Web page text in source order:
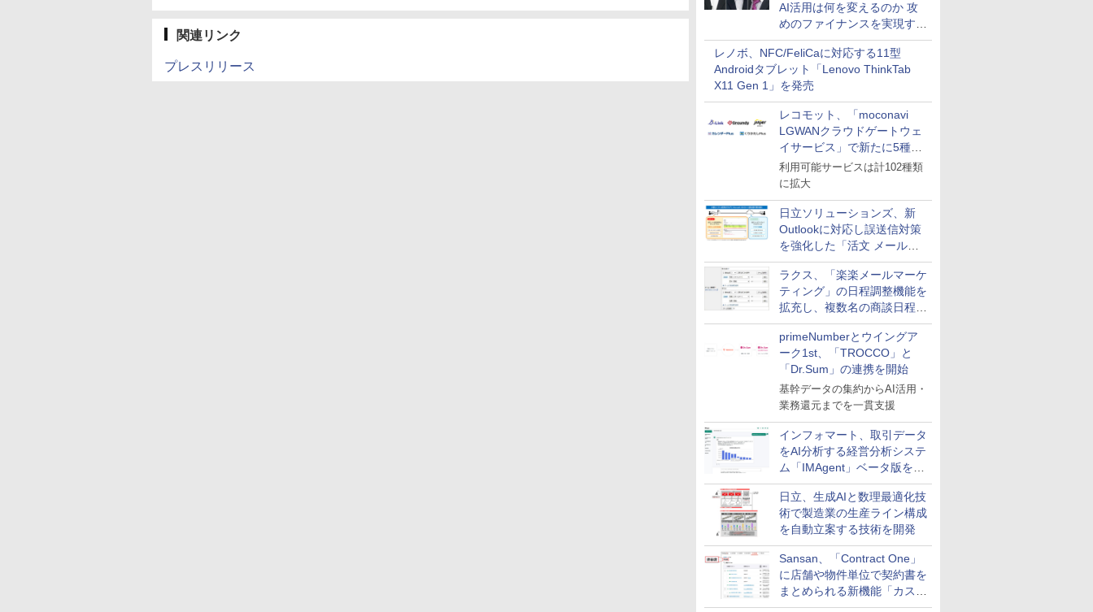
AI活用は何を変えるのか 攻
めのファイナンスを実現する
業務設計とマインドセット変
革
レノボ、NFC/FeliCaに対応する11型
Androidタブレット「Lenovo ThinkTab
X11 Gen 1」を発売
レコモット、「moconavi
LGWANクラウドゲートウェ
イサービス」で新たに5種類
のサービスと連携開始
利用可能サービスは計102種類
に拡大
日立ソリューションズ、新
Outlookに対応し誤送信対策
を強化した「活文 メール誤
送信防止アドインサービス」
を提供
ラクス、「楽楽メールマーケ
ティング」の日程調整機能を
拡充し、複数名の商談日程調
整を効率化
primeNumberとウイングア
ーク1st、「TROCCO」と
「Dr.Sum」の連携を開始
基幹データの集約からAI活用・
業務還元までを一貫支援
インフォマート、取引データ
をAI分析する経営分析システ
ム「IMAgent」ベータ版を提
供
日立、生成AIと数理最適化技
術で製造業の生産ライン構成
を自動立案する技術を開発
Sansan、「Contract One」
に店舗や物件単位で契約書を
まとめられる新機能「カスタ
ム契約ツリー」を追加
関連リンク
プレスリリース